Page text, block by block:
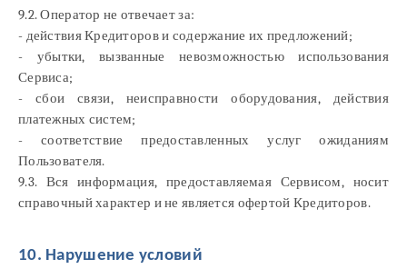
9.2. Оператор не отвечает за:
- действия Кредиторов и содержание их предложений;
- убытки, вызванные невозможностью использования
Сервиса;
- сбои связи, неисправности оборудования, действия
платежных систем;
- соответствие предоставленных услуг ожиданиям
Пользователя.
9.3. Вся информация, предоставляемая Сервисом, носит
справочный характер и не является офертой Кредиторов.
10. Нарушение условий